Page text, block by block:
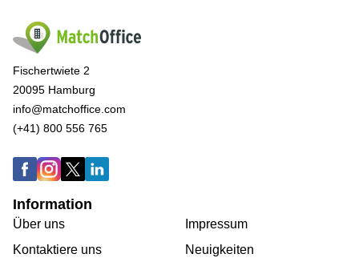
Fischertwiete 2
20095 Hamburg
info@matchoffice.com
(+41) 800 556 765
Information
Über uns
Kontaktiere uns
Impressum
Neuigkeiten